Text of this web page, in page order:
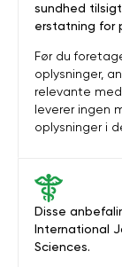
Disse
International
Sciences.
sundhed
erstatning for
Før du
oplysninger,
relevante
leverer ingen
oplysninger i